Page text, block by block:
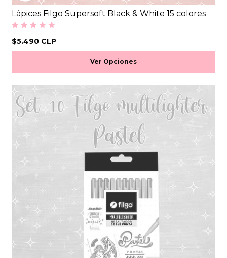
Lápices Filgo Supersoft Black & White 15 colores
$5.490 CLP
Ver Opciones